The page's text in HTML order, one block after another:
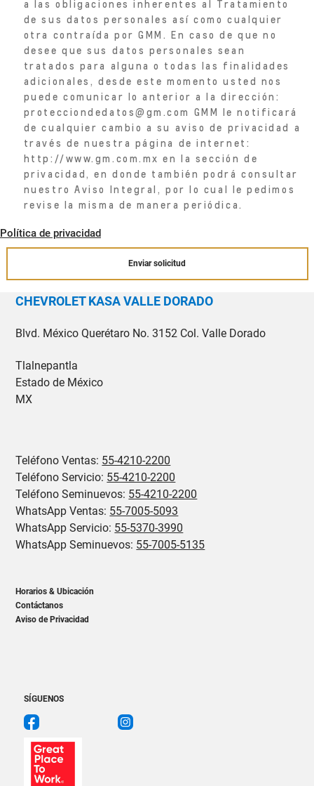
a las obligaciones inherentes al Tratamiento
de sus datos personales así como cualquier
otra contraída por GMM. En caso de que no
desee que sus datos personales sean
tratados para alguna o todas las finalidades
adicionales, desde este momento usted nos
puede comunicar lo anterior a la dirección:
protecciondedatos@gm.com GMM le notificará
de cualquier cambio a su aviso de privacidad a
través de nuestra página de internet:
http://www.gm.com.mx en la sección de
privacidad, en donde también podrá consultar
nuestro Aviso Integral, por lo cual le pedimos
revise la misma de manera periódica.
Política de privacidad
Enviar solicitud